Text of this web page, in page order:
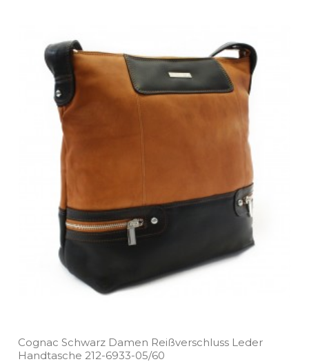
Cognac Schwarz Damen Reißverschluss Leder
Handtasche 212­-6933­-05/60